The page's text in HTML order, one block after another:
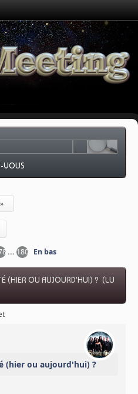
VOUS
...180 En bas
(HIER OU AUJOURD'HUI) ? (LU
(hier ou aujourd'hui) ?